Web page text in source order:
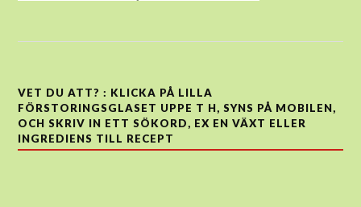
VET DU ATT? : KLICKA PÅ LILLA
FÖRSTORINGSGLASET UPPE T H, SYNS PÅ MOBILEN,
OCH SKRIV IN ETT SÖKORD, EX EN VÄXT ELLER
INGREDIENS TILL RECEPT